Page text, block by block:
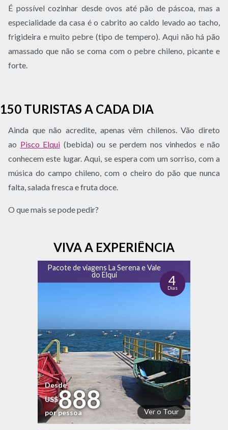
É possível cozinhar desde ovos até pão de páscoa, mas a
especialidade da casa é o cabrito ao caldo levado ao tacho,
frigideira e muito pebre (tipo de tempero). Aqui não há pão
amassado que não se coma com o pebre chileno, picante e
forte.
150 TURISTAS A CADA DIA
Ainda que não acredite, apenas vêm chilenos. Vão direto
ao Pisco Elqui (bebida) ou se perdem nos vinhedos e não
conhecem este lugar. Aqui, se espera com um sorriso, com a
música do campo chileno, com o cheiro do pão que nunca
falta, salada fresca e fruta doce.
O que mais se pode pedir?
VIVA A EXPERIÊNCIA
Pacote de viagens La Serena e Vale
do Elqui
4
Dias
Ver o Tour
Desde
US$888
por pessoa